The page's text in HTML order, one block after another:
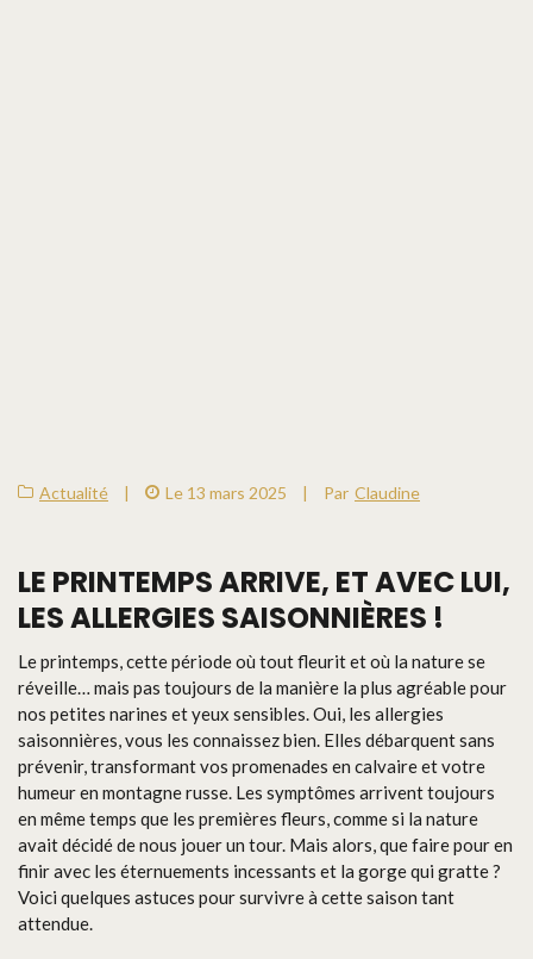
Actualité | Le 13 mars 2025 | Par Claudine
LE PRINTEMPS ARRIVE, ET AVEC LUI,
LES ALLERGIES SAISONNIÈRES !
Le printemps, cette période où tout fleurit et où la nature se
réveille… mais pas toujours de la manière la plus agréable pour
nos petites narines et yeux sensibles. Oui, les allergies
saisonnières, vous les connaissez bien. Elles débarquent sans
prévenir, transformant vos promenades en calvaire et votre
humeur en montagne russe. Les symptômes arrivent toujours
en même temps que les premières fleurs, comme si la nature
avait décidé de nous jouer un tour. Mais alors, que faire pour en
finir avec les éternuements incessants et la gorge qui gratte ?
Voici quelques astuces pour survivre à cette saison tant
attendue.